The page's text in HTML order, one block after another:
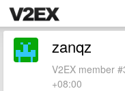
zanqz
V2EX member
+08:00